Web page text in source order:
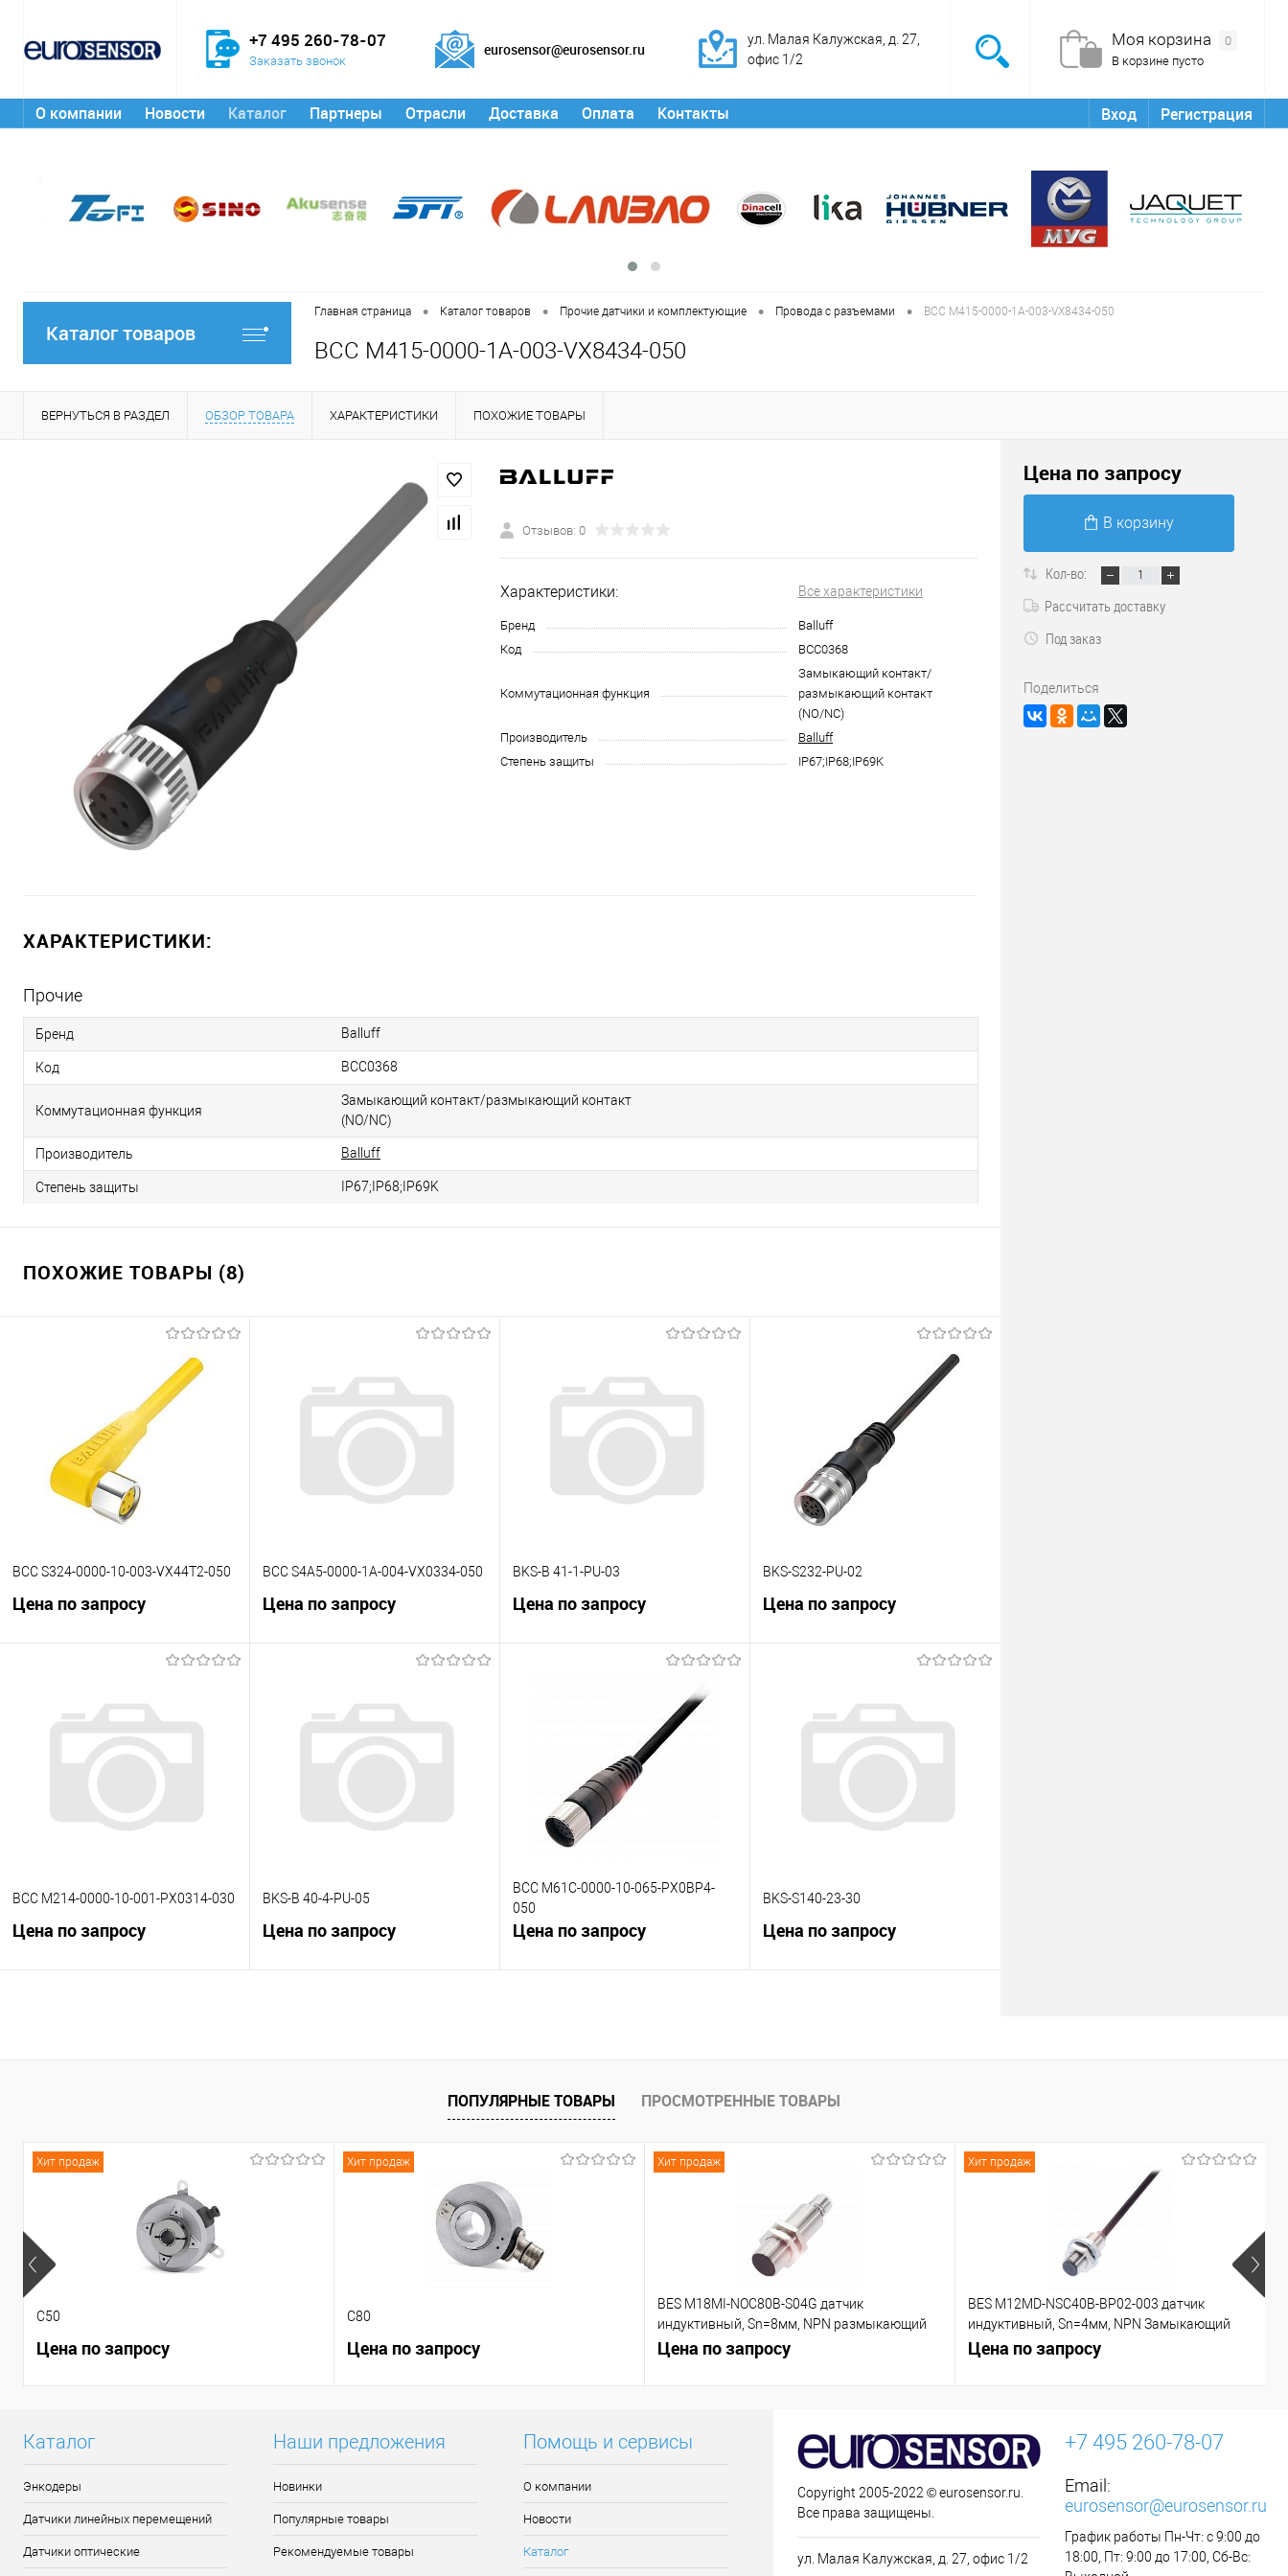
+7 495 260-78-07
Заказать звонок
eurosensor@eurosensor.ru
ул. Малая Калужская, д. 27,
офис 1/2
Моя корзина
0
В корзине пусто
О компании Новости Каталог Партнеры Отрасли Доставка Оплата Контакты Вход Регистрация
Каталог товаров
Главная страница • Каталог товаров • Прочие датчики и комплектующие • Провода с разъемами • BCC M415-0000-1A-003-VX8434-050
BCC M415-0000-1A-003-VX8434-050
ВЕРНУТЬСЯ В РАЗДЕЛ ОБЗОР ТОВАРА ХАРАКТЕРИСТИКИ ПОХОЖИЕ ТОВАРЫ
Отзывов: 0
Характеристики: Все характеристики
Бренд
Balluff
Код
BCC0368
Коммутационная функция
Замыкающий контакт/
размыкающий контакт
(NO/NC)
Производитель
Balluff
Степень защиты
IP67;IP68;IP69K
ХАРАКТЕРИСТИКИ:
Прочие
Бренд Balluff
Код BCC0368
Коммутационная функция
Замыкающий контакт/размыкающий контакт
(NO/NC)
Производитель Balluff
Степень защиты IP67;IP68;IP69K
ПОХОЖИЕ ТОВАРЫ (8)
BCC S324-0000-10-003-VX44T2-050
Цена по запросу
В корзину
К сравнению
В избранное
Под заказ
BCC S4A5-0000-1A-004-VX0334-050
Цена по запросу
В корзину
К сравнению
В избранное
Под заказ
BKS-B 41-1-PU-03
Цена по запросу
В корзину
Под заказ
BKS-S232-PU-02
Цена по запросу
В корзину
К сравнению
В избранное
Под заказ
BCC M214-0000-10-001-PX0314-030
Цена по запросу
BKS-B 40-4-PU-05
Цена по запросу
BCC M61C-0000-10-065-PX0BP4-
050
Цена по запросу
BKS-S140-23-30
Цена по запросу
Цена по запросу
В корзину
Кол-во:
Рассчитать доставку
Под заказ
Поделиться
ПОПУЛЯРНЫЕ ТОВАРЫ ПРОСМОТРЕННЫЕ ТОВАРЫ
Хит продаж
C50
Цена по запросу
Хит продаж
C80
Цена по запросу
Хит продаж
BES M18MI-NOC80B-S04G датчик
индуктивный, Sn=8мм, NPN размыкающий
контакт (NC)
Цена по запросу
Хит продаж
BES M12MD-NSC40B-BP02-003 датчик
индуктивный, Sn=4мм, NPN Замыкающий
контакт (NO)
Цена по запросу
Каталог
Энкодеры
Датчики линейных перемещений
Датчики оптические
Наши предложения
Новинки
Популярные товары
Рекомендуемые товары
Помощь и сервисы
О компании
Новости
Каталог
Copyright 2005-2022 © eurosensor.ru.
Все права защищены.
ул. Малая Калужская, д. 27, офис 1/2
+7 495 260-78-07
Email:
eurosensor@eurosensor.ru
График работы Пн-Чт: с 9:00 до
18:00, Пт: 9:00 до 17:00, Сб-Вс: